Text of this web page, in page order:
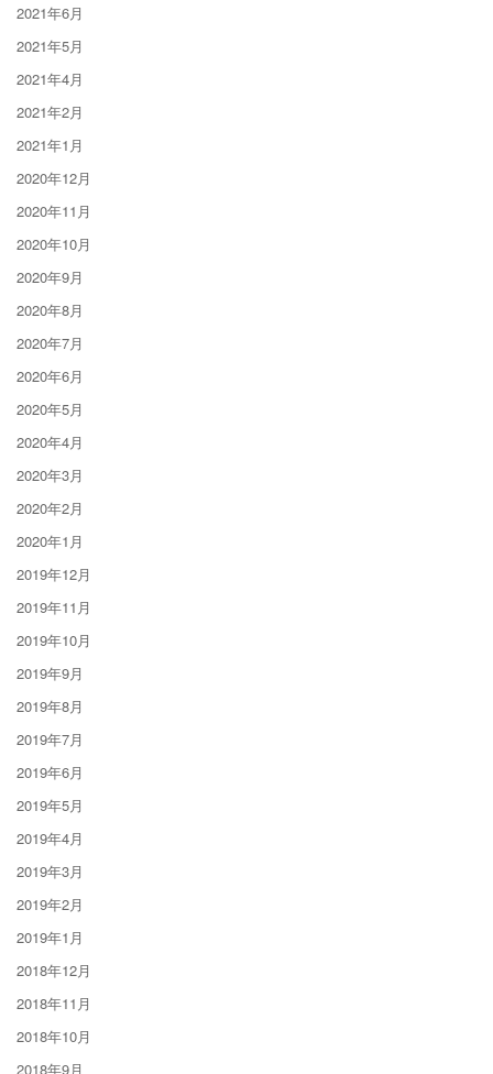
2021年6月
2021年5月
2021年4月
2021年2月
2021年1月
2020年12月
2020年11月
2020年10月
2020年9月
2020年8月
2020年7月
2020年6月
2020年5月
2020年4月
2020年3月
2020年2月
2020年1月
2019年12月
2019年11月
2019年10月
2019年9月
2019年8月
2019年7月
2019年6月
2019年5月
2019年4月
2019年3月
2019年2月
2019年1月
2018年12月
2018年11月
2018年10月
2018年9月